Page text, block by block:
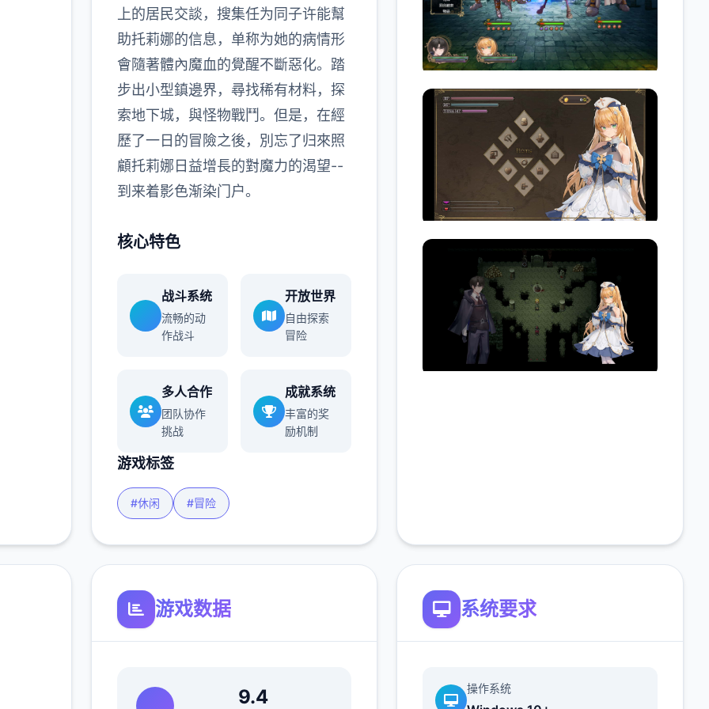
上的居民交談，搜集任为同子许能幫
助托莉娜的信息，单称为她的病情形
會隨著體內魔血的覺醒不斷惡化。踏
步出小型鎮邊界，尋找稀有材料，探
索地下城，與怪物戰鬥。但是，在經
歷了一日的冒險之後，別忘了归來照
顧托莉娜日益增長的對魔力的渴望--
到来着影色渐染门户。
核心特色
战斗系统
流畅的动
作战斗
开放世界
自由探索
冒险
多人合作
团队协作
挑战
成就系统
丰富的奖
励机制
游戏标签
#休闲 #冒险
游戏数据
9.4
系统要求
操作系统